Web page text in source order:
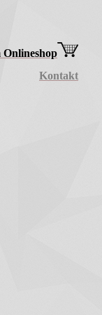
Onlineshop
Kontakt